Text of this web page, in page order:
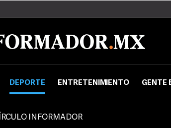
DEPORTE ENTRETENIMIENTO GENTE
INFORMADOR